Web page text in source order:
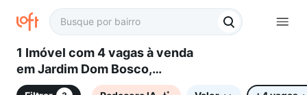
1 Imóvel com 4 vagas à venda
em Jardim Dom Bosco,
Campinas, SP